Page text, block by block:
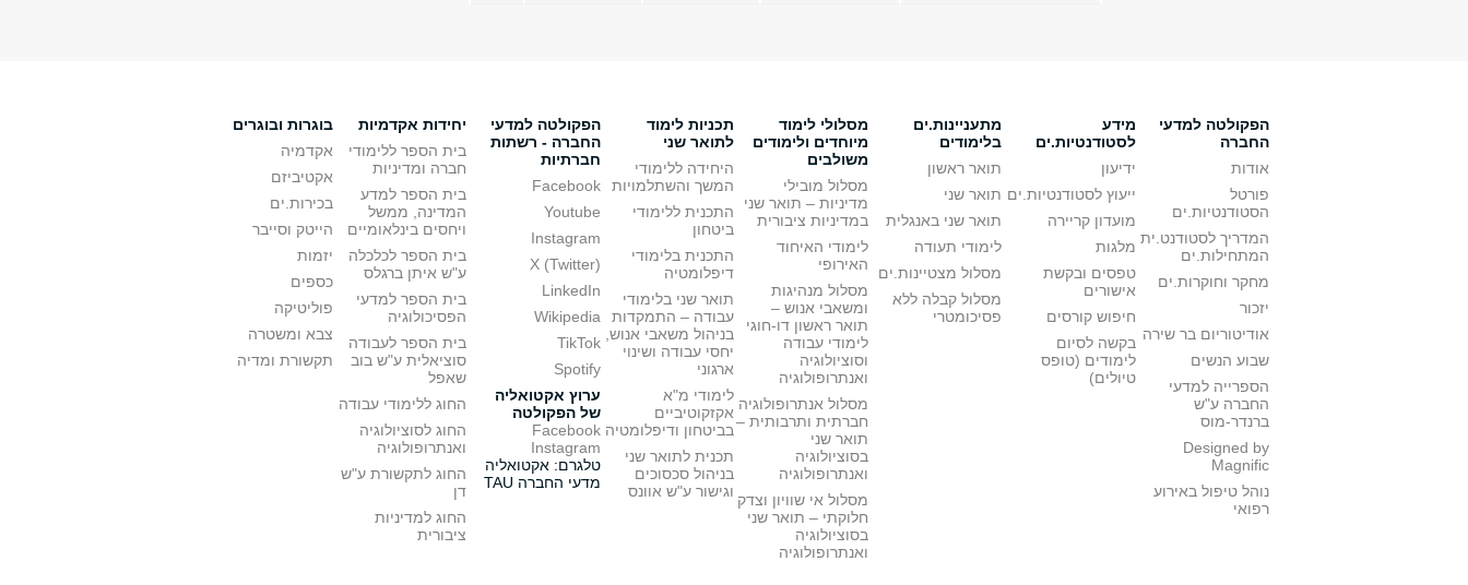
הפקולטה למדעי
החברה
אודות
פורטל
הסטודנטיות.ים
המדריך לסטודנט.ית
המתחילות.ים
מחקר וחוקרות.ים
יזכור
אודיטוריום בר שירה
שבוע הנשים
הספרייה למדעי
החברה ע"ש
ברנדר-מוס
Designed by
Magnific
נוהל טיפול באירוע
רפואי
מידע
לסטודנטיות.ים
ידיעון
ייעוץ לסטודנטיות.ים
מועדון קריירה
מלגות
טפסים ובקשת
אישורים
חיפוש קורסים
בקשה לסיום
לימודים (טופס
טיולים)
מתעניינות.ים
בלימודים
תואר ראשון
תואר שני
תואר שני באנגלית
לימודי תעודה
מסלול מצטיינות.ים
מסלול קבלה ללא
פסיכומטרי
מסלולי לימוד
מיוחדים ולימודים
משולבים
מסלול מובילי
מדיניות – תואר שני
במדיניות ציבורית
לימודי האיחוד
האירופי
מסלול מנהיגות
ומשאבי אנוש –
תואר ראשון דו-חוגי
לימודי עבודה
וסוציולוגיה
ואנתרופולוגיה
מסלול אנתרופולוגיה
חברתית ותרבותית –
תואר שני
בסוציולוגיה
ואנתרופולוגיה
מסלול אי שוויון וצדק
חלוקתי – תואר שני
בסוציולוגיה
ואנתרופולוגיה
תכניות לימוד
לתואר שני
היחידה ללימודי
המשך והשתלמויות
התכנית ללימודי
ביטחון
התכנית בלימודי
דיפלומטיה
תואר שני בלימודי
עבודה – התמקדות
בניהול משאבי אנוש,
יחסי עבודה ושינוי
ארגוני
לימודי מ"א
אקזקוטיביים
בביטחון ודיפלומטיה
תכנית לתואר שני
בניהול סכסוכים
וגישור ע"ש אוונס
הפקולטה למדעי
החברה - רשתות
חברתיות
Facebook
Youtube
Instagram
X (Twitter)
LinkedIn
Wikipedia
TikTok
Spotify
ערוץ אקטואליה
של הפקולטה
Facebook
Instagram
טלגרם: אקטואליה
מדעי החברה TAU
יחידות אקדמיות
בית הספר ללימודי
חברה ומדיניות
בית הספר למדע
המדינה, ממשל
ויחסים בינלאומיים
בית הספר לכלכלה
ע"ש איתן ברגלס
בית הספר למדעי
הפסיכולוגיה
בית הספר לעבודה
סוציאלית ע"ש בוב
שאפל
החוג ללימודי עבודה
החוג לסוציולוגיה
ואנתרופולוגיה
החוג לתקשורת ע"ש
דן
החוג למדיניות
ציבורית
בוגרות ובוגרים
אקדמיה
אקטיביזם
בכירות.ים
הייטק וסייבר
יזמות
כספים
פוליטיקה
צבא ומשטרה
תקשורת ומדיה